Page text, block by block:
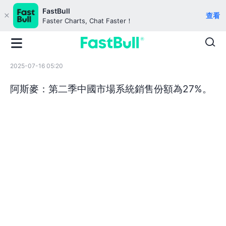
FastBull
Faster Charts, Chat Faster！
查看
2025-07-16 05:20
阿斯麥：第二季中國市場系統銷售份額為27%。